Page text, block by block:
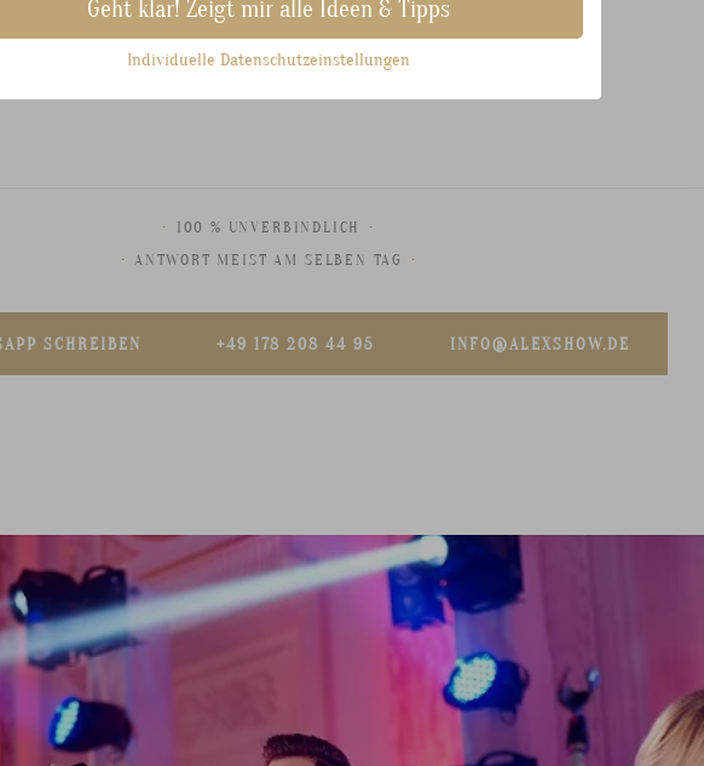
· 100 % UNVERBINDLICH
·
·
ANTWORT MEIST AM SELBEN TAG ·
SCHREIBEN +49 178 208 44 95 INFO@ALEXSHOW.DE
Geht klar! Zeigt mir alle Ideen & Tipps
Individuelle Datenschutzeinstellungen